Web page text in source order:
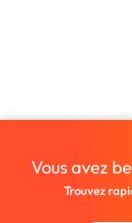
Vous avez
Trouvez